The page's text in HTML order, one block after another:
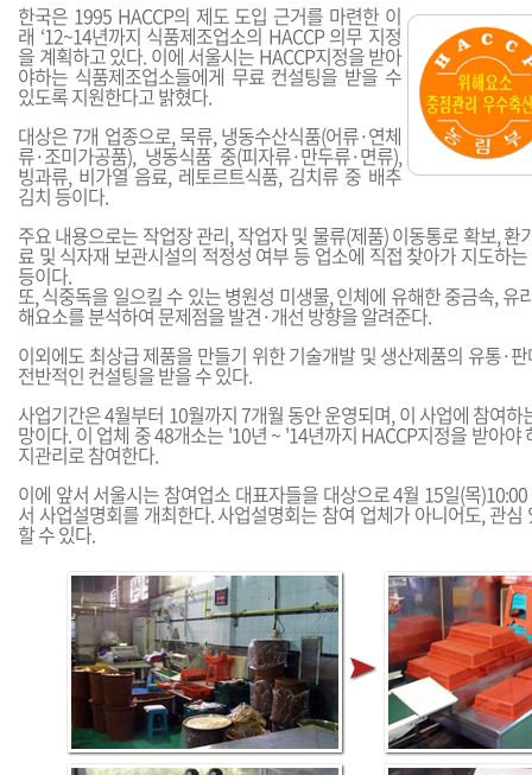
한국은 1995 HACCP의 제도 도입 근거를 마련한 이
래 ‘12~14년까지 식품제조업소의 HACCP 의무 지정
을 계획하고 있다. 이에 서울시는 HACCP지정을 받아
야하는 식품제조업소들에게 무료 컨설팅을 받을 수
있도록 지원한다고 밝혔다.
대상은 7개 업종으로, 묵류, 냉동수산식품(어류·연체
류·조미가공품), 냉동식품 중(피자류·만두류·면류),
빙과류, 비가열 음료, 레토르트식품, 김치류 중 배추
김치 등이다.
주요 내용으로는 작업장 관리, 작업자 및 물류(제품) 이동통로 확보, 환
료 및 식자재 보관시설의 적정성 여부 등 업소에 직접 찾아가 지도하
등이다.
또, 식중독을 일으킬 수 있는 병원성 미생물, 인체에 유해한 중금속, 유
해요소를 분석하여 문제점을 발견·개선 방향을 알려준다.
이외에도 최상급 제품을 만들기 위한 기술개발 및 생산제품의 유통·
전반적인 컨설팅을 받을 수 있다.
사업기간은 4월부터 10월까지 7개월 동안 운영되며, 이 사업에 참여하
망이다. 이 업체 중 48개소는 '10년 ~ '14년까지 HACCP지정을 받아야
지관리로 참여한다.
이에 앞서 서울시는 참여업소 대표자들을 대상으로 4월 15일(목
서 사업설명회를 개최한다. 사업설명회는 참여 업체가 아니어도, 관
할 수 있다.